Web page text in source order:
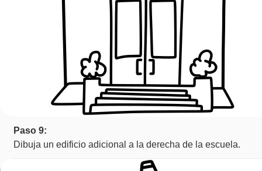
Paso 9:
Dibuja un edificio adicional a la derecha de la escuela.